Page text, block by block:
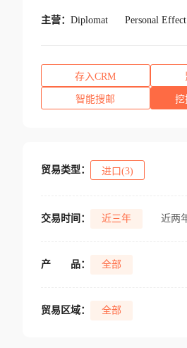
主营： Diplomat Personal Effect
存入CRM
智能搜邮 挖
贸易类型： 进口(3)
交易时间： 近三年 近两
产 品： 全部
贸易区域： 全部